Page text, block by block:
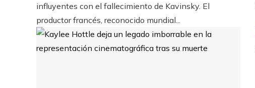
influyentes con el fallecimiento de Kavinsky. El
productor francés, reconocido mundial...